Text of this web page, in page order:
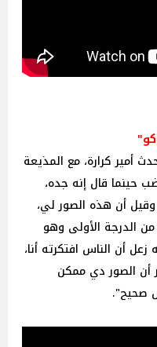
أمير كرارة، مع المذيعة
حينما قال إنه جده،
أن هذه الصور لي،
الدرجة الأولى وهو
أن الناس افتكرته أنا،
أن الصور دي ممكن
صحيح".